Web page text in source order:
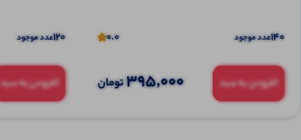
140عدد موجود 0.0
افزودن به سبد 395,000تومان
120عدد موجود
افزودن به سبد